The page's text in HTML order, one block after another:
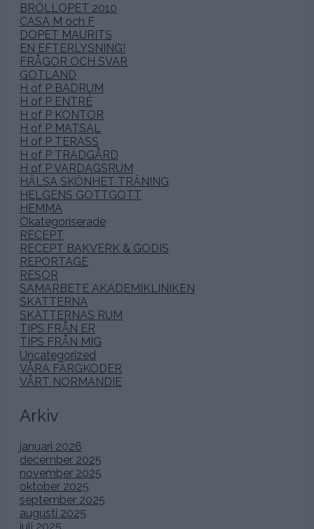
BRÖLLOPET 2010
CASA M och F
DOPET MAURITS
EN EFTERLYSNING!
FRÅGOR OCH SVAR
GOTLAND
H of P BADRUM
H of P ENTRÉ
H of P KONTOR
H of P MATSAL
H of P TERASS
H of P TRÄDGÅRD
H of P VARDAGSRUM
HÄLSA SKÖNHET TRÄNING
HELGENS GOTTGOTT
HEMMA
Okategoriserade
RECEPT
RECEPT BAKVERK & GODIS
REPORTAGE
RESOR
SAMARBETE AKADEMIKLINIKEN
SKATTERNA
SKATTERNAS RUM
TIPS FRÅN ER
TIPS FRÅN MIG
Uncategorized
VÅRA FÄRGKODER
VÅRT NORMANDIE
Arkiv
januari 2026
december 2025
november 2025
oktober 2025
september 2025
augusti 2025
juli 2025